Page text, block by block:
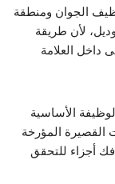
الجوان ومنطقة
لأن طريقة
داخل العلامة
الأساسية
القصيرة المؤرخة
أجزاء للتحقق